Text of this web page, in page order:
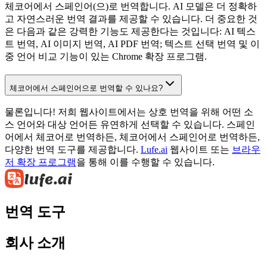
체코어에서 스페인어(으)로 번역합니다. AI 모델은 더 정확하
고 자연스러운 번역 결과를 제공할 수 있습니다. 더 중요한 것
은 다음과 같은 강력한 기능도 제공한다는 것입니다: AI 텍스
트 번역, AI 이미지 번역, AI PDF 번역; 텍스트 선택 번역 및 이
중 언어 비교 기능이 있는 Chrome 확장 프로그램.
체코어에서 스페인어으로 번역할 수 있나요?
물론입니다! 저희 웹사이트에서는 상호 번역을 위해 어떤 소
스 언어와 대상 언어든 유연하게 선택할 수 있습니다. 스페인
어에서 체코어로 번역하든, 체코어에서 스페인어로 번역하든,
다양한 번역 도구를 제공합니다. Lufe.ai 웹사이트 또는 브라우
저 확장 프로그램을 통해 이를 수행할 수 있습니다.
번역 도구
회사 소개